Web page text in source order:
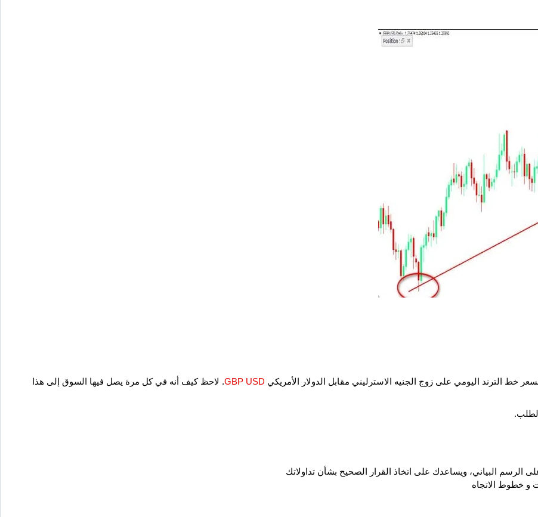
الترند اليومي على زوج الجنيه الاسترليني مقابل الدولار الأمريكي GBP USD. لاحظ كيف أنه في كل مرة يصل فيها السوق إلى هذا
البياني، ويساعدك على اتخاذ القرار الصحيح بشأن تداولاتك
و خطوط الاتجاه